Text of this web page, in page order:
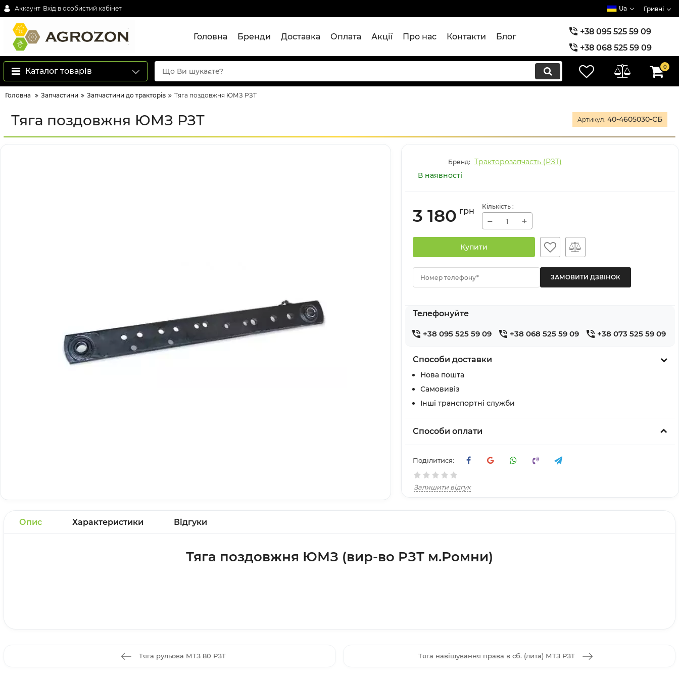
Аккаунт Вхід в особистий кабінет Ua Гривні
Головна Бренди Доставка Оплата Акції Про нас Контакти Блог
+38 095 525 59 09
+38 068 525 59 09
+38 073 525 59 09
Каталог товарів 0
Головна Запчастини Запчастини до тракторів Тяга поздовжня ЮМЗ РЗТ
Тяга поздовжня ЮМЗ РЗТ Артикул: 40-4605030-СБ
Бренд: Тракторозапчасть (РЗТ)
В наявності
3 180 грн Кількість :
− +
Купити
Номер телефону*
Телефонуйте
+38 095 525 59 09 +38 068 525 59 09 +38 073 525 59 09
Способи доставки
Нова пошта
Самовивіз
Інші транспортні служби
Способи оплати
Поділитися:
Залишити відгук
Опис Характеристики Відгуки
Тяга поздовжня ЮМЗ (вир-во РЗТ м.Ромни)
Тяга рульова МТЗ 80 РЗТ Тяга навішування права в сб. (лита) МТЗ РЗТ